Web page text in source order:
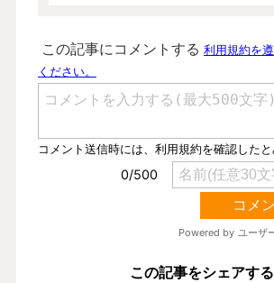
この記事をシェアする